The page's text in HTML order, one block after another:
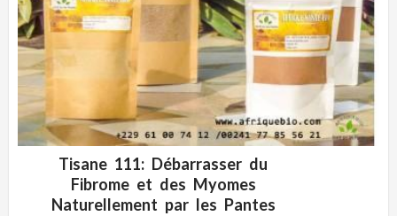
ADD WISHLIST
Tisane 111: Débarrasser du
Fibrome et des Myomes
Naturellement par les Pantes